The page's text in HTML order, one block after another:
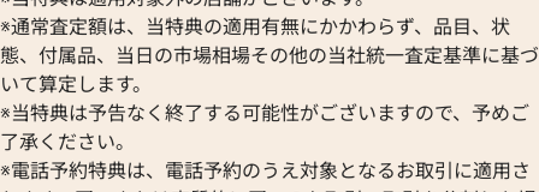
※通常査定額は、当特典の適用有無にかかわらず、品目、状
態、付属品、当日の市場相場その他の当社統一査定基準に基づ
いて算定します。
※当特典は予告なく終了する可能性がございますので、予めご
了承ください。
※電話予約特典は、電話予約のうえ対象となるお取引に適用さ